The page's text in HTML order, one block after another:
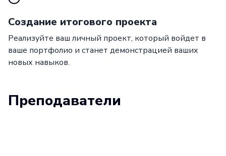
Создание итогового проекта
Реализуйте ваш личный проект, который войдет в
ваше портфолио и станет демонстрацией ваших
новых навыков.
Преподаватели